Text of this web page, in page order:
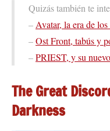
Quizás también te
– Avatar, la era de
–Ost Front, tabús y
–PRIEST, y su
The Great
Darkness